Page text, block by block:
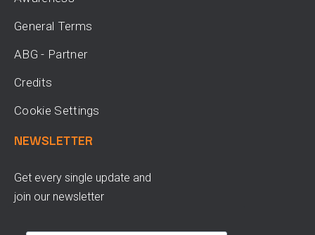
General Terms
ABG - Partner
Credits
Cookie Settings
NEWSLETTER
Get every single update and
join our newsletter